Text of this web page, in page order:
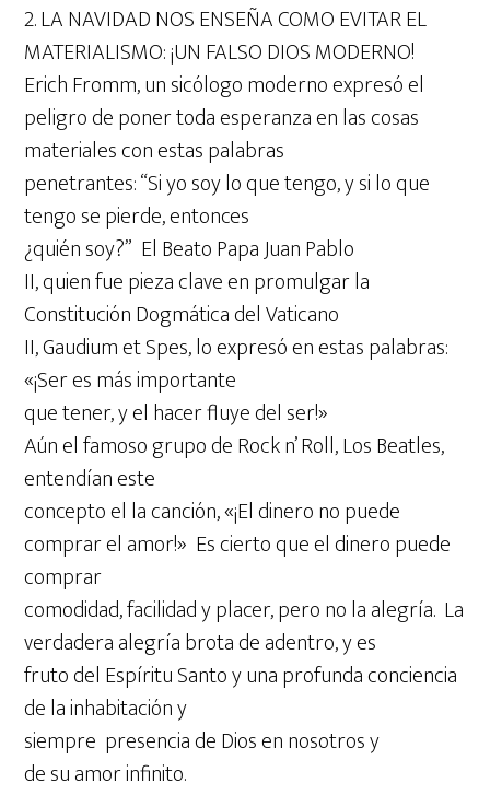
2. LA NAVIDAD NOS ENSEÑA COMO EVITAR EL
MATERIALISMO: ¡UN FALSO DIOS MODERNO!
Erich Fromm, un sicólogo moderno expresó el
peligro de poner toda esperanza en las cosas
materiales con estas palabras
penetrantes: “Si yo soy lo que tengo, y si lo que
tengo se pierde, entonces
¿quién soy?” El Beato Papa Juan Pablo
II, quien fue pieza clave en promulgar la
Constitución Dogmática del Vaticano
II, Gaudium et Spes, lo expresó en estas palabras:
«¡Ser es más importante
que tener, y el hacer fluye del ser!»
Aún el famoso grupo de Rock n’ Roll, Los Beatles,
entendían este
concepto el la canción, «¡El dinero no puede
comprar el amor!» Es cierto que el dinero puede
comprar
comodidad, facilidad y placer, pero no la alegría. La
verdadera alegría brota de adentro, y es
fruto del Espíritu Santo y una profunda conciencia
de la inhabitación y
siempre presencia de Dios en nosotros y
de su amor infinito.